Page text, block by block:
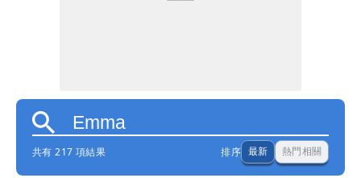
共有 217 項結果 排序 最新 熱門相關